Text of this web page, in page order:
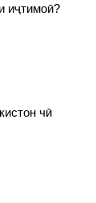
иҷтимоӣ?
чӣ